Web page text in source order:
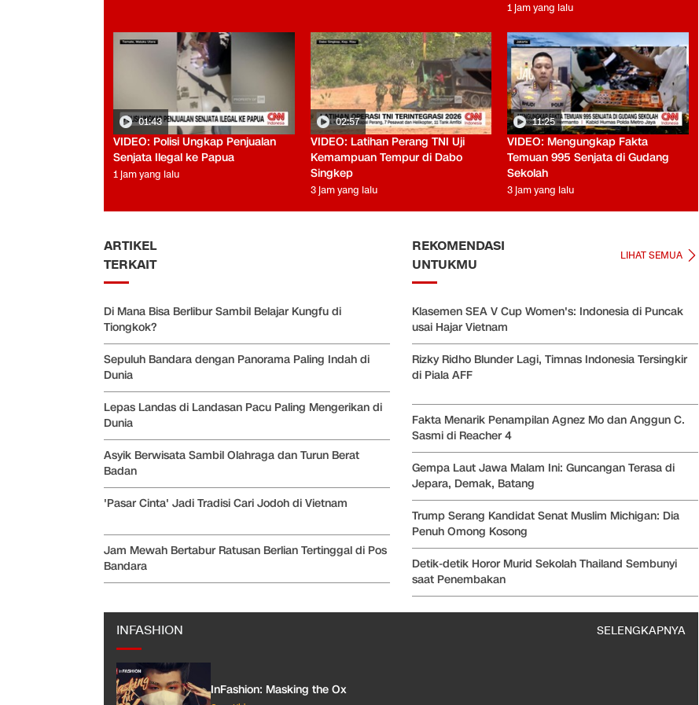
1 jam yang lalu
01:43
VIDEO: Polisi Ungkap Penjualan
Senjata Ilegal ke Papua
1 jam yang lalu
02:57
VIDEO: Latihan Perang TNI Uji
Kemampuan Tempur di Dabo
Singkep
3 jam yang lalu
11:25
VIDEO: Mengungkap Fakta
Temuan 995 Senjata di Gudang
Sekolah
3 jam yang lalu
ARTIKEL
TERKAIT
Di Mana Bisa Berlibur Sambil Belajar Kungfu di
Tiongkok?
Sepuluh Bandara dengan Panorama Paling Indah di
Dunia
Lepas Landas di Landasan Pacu Paling Mengerikan di
Dunia
Asyik Berwisata Sambil Olahraga dan Turun Berat
Badan
'Pasar Cinta' Jadi Tradisi Cari Jodoh di Vietnam
Jam Mewah Bertabur Ratusan Berlian Tertinggal di Pos
Bandara
REKOMENDASI
UNTUKMU
LIHAT SEMUA
Klasemen SEA V Cup Women's: Indonesia di Puncak
usai Hajar Vietnam
Rizky Ridho Blunder Lagi, Timnas Indonesia Tersingkir
di Piala AFF
Fakta Menarik Penampilan Agnez Mo dan Anggun C.
Sasmi di Reacher 4
Gempa Laut Jawa Malam Ini: Guncangan Terasa di
Jepara, Demak, Batang
Trump Serang Kandidat Senat Muslim Michigan: Dia
Penuh Omong Kosong
Detik-detik Horor Murid Sekolah Thailand Sembunyi
saat Penembakan
INFASHION SELENGKAPNYA
InFashion: Masking the Ox